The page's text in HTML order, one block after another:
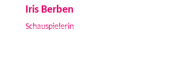
Iris Berben
Schauspielerin